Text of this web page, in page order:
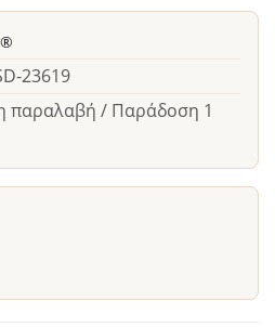
®
23619
παραλαβή / Παράδοση 1